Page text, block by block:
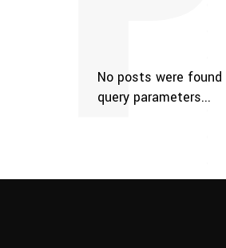
No posts were found
query parameters...